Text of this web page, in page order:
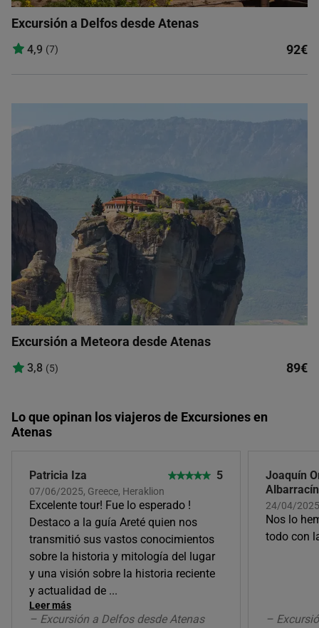
Excursión a Delfos desde Atenas
4,9 (7) 92€
Excursión a Meteora desde Atenas
3,8 (5) 89€
Lo que opinan los viajeros de Excursiones en
Atenas
Patricia Iza
07/06/2025, Greece, Heraklion
5
Excelente tour! Fue lo esperado !
Destaco a la guía Areté quien nos
transmitió sus vastos conocimientos
sobre la historia y mitología del lugar
y una visión sobre la historia reciente
y actualidad de ...
Leer más
– Excursión a Delfos desde Atenas
Joaquín
Albarracín
24/04/
Nos lo
todo con
–